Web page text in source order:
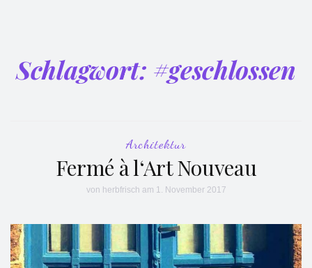
Schlagwort: #geschlossen
Architektur
Fermé à l‘Art Nouveau
von herbfrisch am 1. November 2017